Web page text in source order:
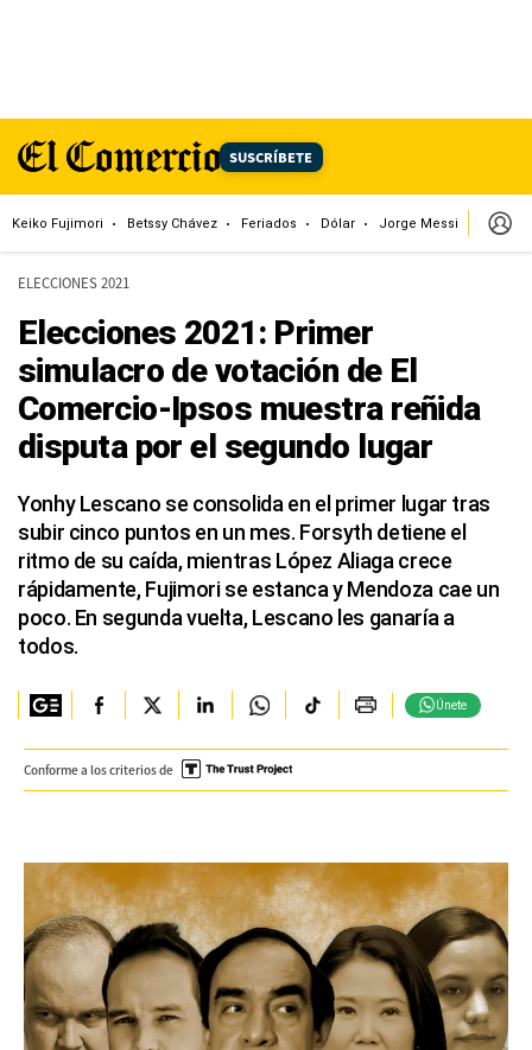
SUSCRÍBETE
Keiko Fujimori Betssy Chávez Feriados Dólar Jorge Messi Papa
ELECCIONES 2021
Elecciones 2021: Primer
simulacro de votación de El
Comercio-Ipsos muestra reñida
disputa por el segundo lugar
Yonhy Lescano se consolida en el primer lugar tras
subir cinco puntos en un mes. Forsyth detiene el
ritmo de su caída, mientras López Aliaga crece
rápidamente, Fujimori se estanca y Mendoza cae un
poco. En segunda vuelta, Lescano les ganaría a
todos.
Únete
Conforme a los criterios de